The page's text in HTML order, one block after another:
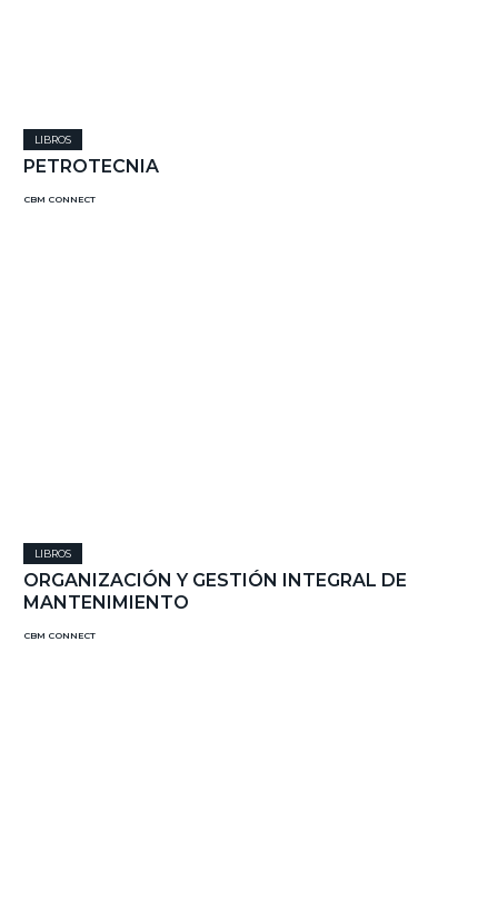
LIBROS
PETROTECNIA
CBM CONNECT
LIBROS
ORGANIZACIÓN Y GESTIÓN INTEGRAL DE
MANTENIMIENTO
CBM CONNECT